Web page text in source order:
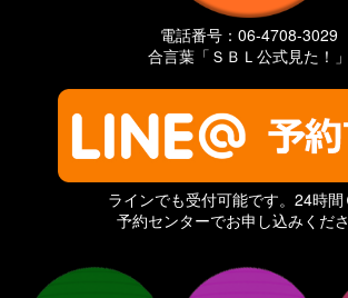
電話番号：06-4708-3029
合言葉「ＳＢＬ公式見た！」
ラインでも受付可能です。24時間
予約センターでお申し込みくださ